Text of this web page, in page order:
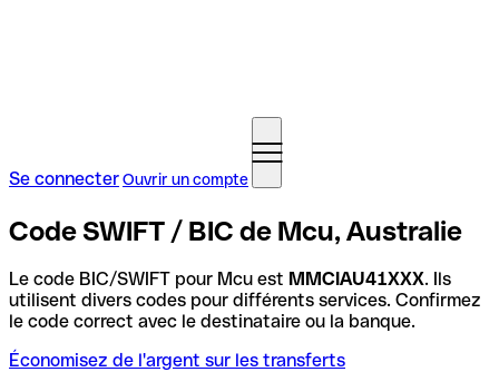
Se connecterOuvrir un compte
Code SWIFT / BIC de Mcu, Australie
Le code BIC/SWIFT pour Mcu est MMCIAU41XXX. Ils
utilisent divers codes pour différents services. Confirmez
le code correct avec le destinataire ou la banque.
Économisez de l'argent sur les transferts